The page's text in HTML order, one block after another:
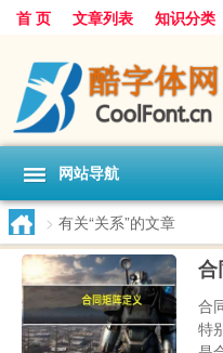
首 页 文章列表 知识分类
网站导航
> 有关“关系”的文章
合
合
特